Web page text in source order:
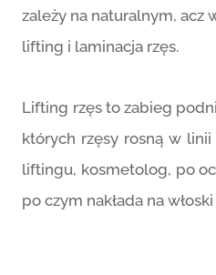
zależy na naturalnym, acz
lifting i laminacja rzęs.
Lifting rzęs to zabieg
których rzęsy rosną w
liftingu, kosmetolog, po
po czym nakłada na